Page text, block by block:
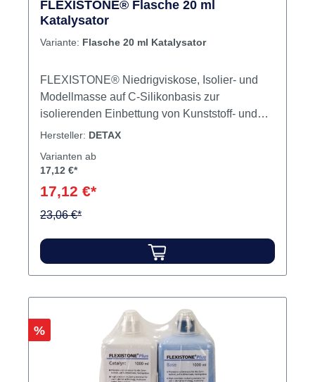
FLEXISTONE® Flasche 20 ml
Katalysator
Variante: Flasche 20 ml Katalysator
FLEXISTONE® Niedrigviskose, Isolier- und
Modellmasse auf C-Silikonbasis zur
isolierenden Einbettung von Kunststoff- und
Porzellanzähnen. Standfest, sehr hohe
Arbeitsgang dünn auf Zähne und Wachs
harten Isolierfilm zur Fixierung der Zahnreihe
beim Pressvorgang. Haftkristalle sind nicht
Produkt der Chemikalien-Verbotsverordnung
unterliegt. Für die sichere Verwendung und
Anforderungen. Details hierzu finden Sie im
beigefügten Sicherheitsdatenblatt. Inhalt 20 ml
Katalysator
Hersteller: DETAX
Varianten ab
17,12 €*
17,12 €*
23,06 €*
Rabatt
%